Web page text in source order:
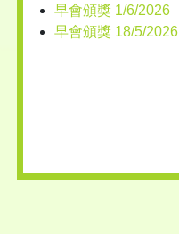
早會頒獎 1/6/2026
早會頒獎 18/5/2026